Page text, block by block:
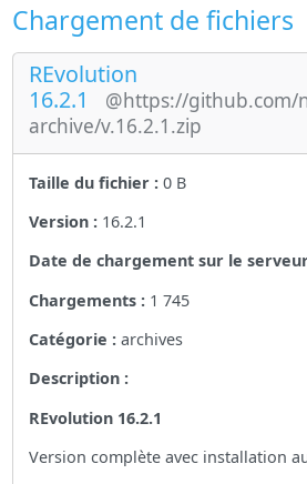
Chargement de fichiers
REvolution
16.2.1
@https://github.com/
archive/v.16.2.1.zip
Taille du fichier :0 B
Version : 16.2.1
Date de chargement sur le
Chargements : 1 745
Catégorie : archives
Description :
REvolution 16.2.1
Version complète avec installation